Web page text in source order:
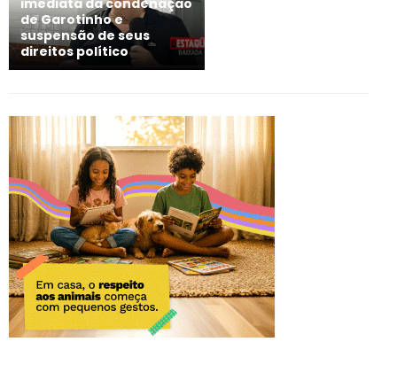
imediata da condenação
de Garotinho e
suspensão de seus
direitos político